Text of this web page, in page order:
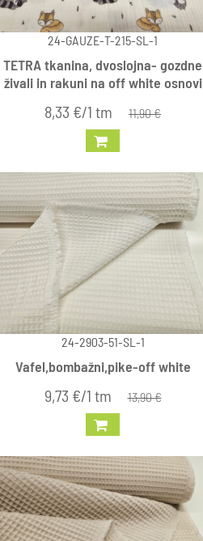
24-GAUZE-T-215-SL-1
TETRA tkanina, dvoslojna- gozdne
živali in rakuni na off white osnovi
8,33 €/1 tm 11,90 €
24-2903-51-SL-1
Vafel,bombažni,pike-off white
9,73 €/1 tm 13,90 €